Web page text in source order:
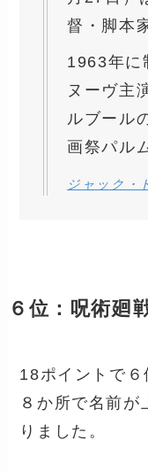
督・脚本
1963年に
ヌーヴ主
ルブール
画祭パル
ジャック・
６位：呪術廻
18ポイントで６
８か所で名前が
りました。